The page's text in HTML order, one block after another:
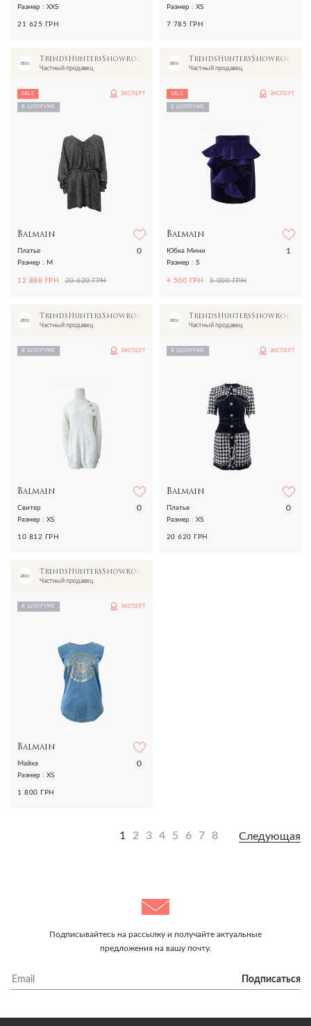
Размер : XXS
21 625 ГРН
Размер : XS
7 785 ГРН
TrendsHuntersShowroom
Частный продавец
SALE
В ШОУРУМЕ
ЭКСПЕРТ
Balmain
0
Платье
Размер : M
12 888 ГРН 20 620 ГРН
TrendsHuntersShowroom
Частный продавец
SALE
В ШОУРУМЕ
ЭКСПЕРТ
Balmain
1
Юбка Мини
Размер : S
4 500 ГРН 5 000 ГРН
TrendsHuntersShowroom
Частный продавец
В ШОУРУМЕ ЭКСПЕРТ
Balmain
0
Свитер
Размер : XS
10 812 ГРН
TrendsHuntersShowroom
Частный продавец
В ШОУРУМЕ ЭКСПЕРТ
Balmain
0
Платье
Размер : XS
20 620 ГРН
TrendsHuntersShowroom
Частный продавец
В ШОУРУМЕ ЭКСПЕРТ
Balmain
0
Майка
Размер : XS
1 800 ГРН
1 2 3 4 5 6 7 8 Следующая
Подписывайтесь на рассылку и получайте актуальные
предложения на вашу почту.
Подписаться